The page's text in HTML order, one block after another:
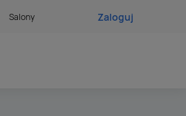
Salony Zaloguj